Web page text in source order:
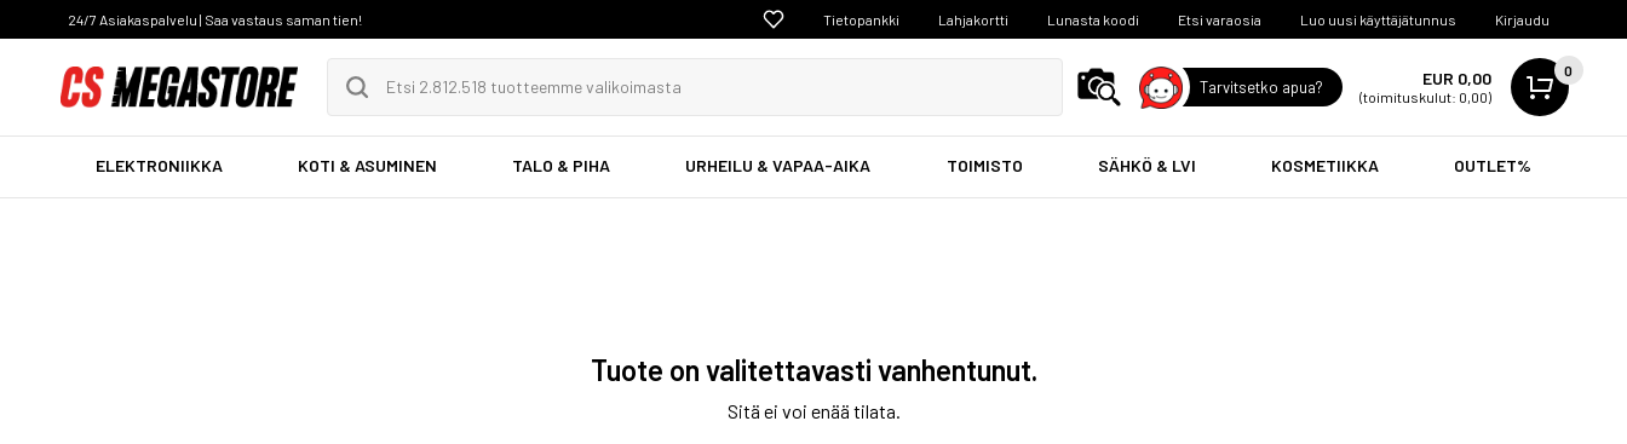
24/7 Asiakaspalvelu | Saa vastaus saman tien! Tietopankki Lahjakortti Lunasta koodi Etsi varaosia Luo uusi käyttäjätunnus Kirjaudu
Tarvitsetko apua? EUR 0,00
(toimituskulut: 0,00)
0
ELEKTRONIIKKA KOTI & ASUMINEN TALO & PIHA URHEILU & VAPAA-AIKA TOIMISTO SÄHKÖ & LVI KOSMETIIKKA OUTLET%
Tuote on valitettavasti vanhentunut.
Sitä ei voi enää tilata.